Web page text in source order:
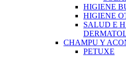
HIGIENE
HIGIENE
SALUD E
CHAMPU Y
PETUXE